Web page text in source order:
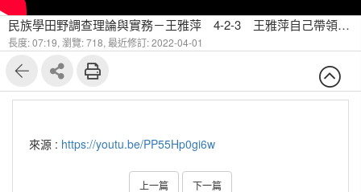
民族學田野調查理論與實務－王雅萍 4-2-3 王雅萍自己帶領的田野調查經驗
長度: 07:19, 瀏覽: 718, 最近修訂: 2022-04-01
來源 : https://youtu.be/PP55Hp0gi6w
上一篇 下一篇